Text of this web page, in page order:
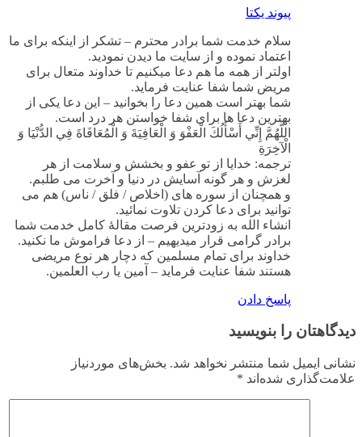
پیوند یکتا
سلام خدمت شما برادر محترم – تشکر از اینکه برای ما
اعتماد نموده و از سایت ما دیدن نمودید.
اولتر از همه ما هم دعا میکنیم تا خداوند متعال برای
مریض شما شفا عنایت فرماید.
شما بهتر است همین دعا را بخوانید – این دعا یکی از
بهترین دعا ها برای شفا خواستن هر درد است.
اللَّهُمَّ إِنِّي أَسْأَلُكَ الْعَفْوَ وَ الْعَافِيَةَ وَ الْمُعَافَاةَ فِي الدُّنْيَا وَ
الْآخِرَةِ
ترجمه: خدايا از تو عفو و بخشش و سلامت از هر
لغزش و هر گونه آسايش در دنيا و آخرت مى ‏طلبم.
و همچنان از سوره های (اخلاص / فلق / ناس) هم می
توانید برای دعا کردن تلاوت نمائید.
انشاء الله به زودترین فرصت مقالۀ کامل خدمت شما
برادر گرامی قرار میدیهیم – از دعا فراموش ما نکنید.
خداوند برای تمام مسلمین که دچار هر نوع مریضی
هستند شفا عنایت فرماید – آمین یا رب العلمین.
پاسخ دادن
دیدگاهتان را بنویسید
نشانی ایمیل شما منتشر نخواهد شد. بخش‌های موردنیاز
علامت‌گذاری شده‌اند *